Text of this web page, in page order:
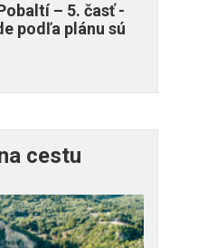
– 5. časť -
podľa plánu sú
cestu